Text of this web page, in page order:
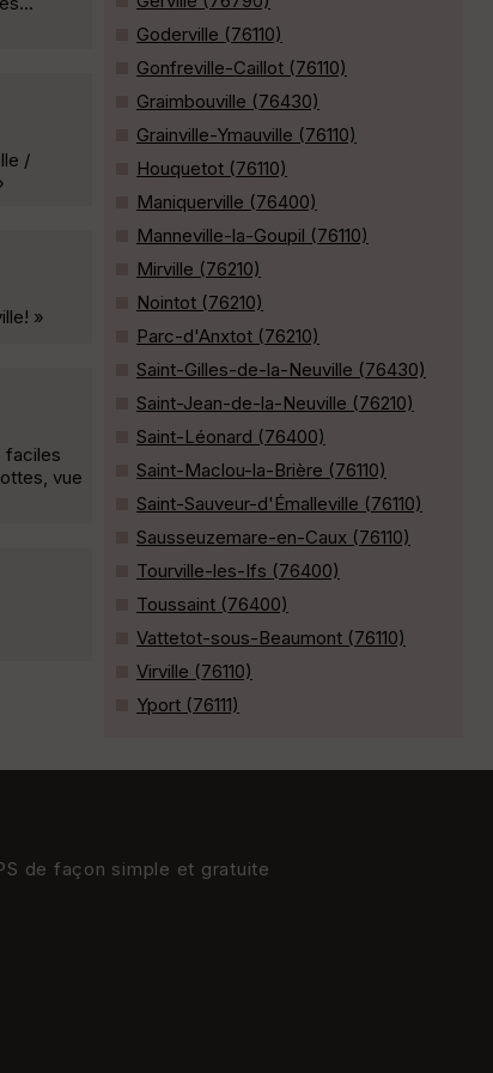
/
»
faciles
vue
Goderville (76110)
Gonfreville-Caillot (76110)
Graimbouville (76430)
Grainville-Ymauville (76110)
Houquetot (76110)
Maniquerville (76400)
Manneville-la-Goupil (76110)
Mirville (76210)
Nointot (76210)
Parc-d'Anxtot (76210)
Saint-Gilles-de-la-Neuville (76430)
Saint-Jean-de-la-Neuville (76210)
Saint-Léonard (76400)
Saint-Maclou-la-Brière (76110)
Saint-Sauveur-d'Émalleville (76110)
Sausseuzemare-en-Caux (76110)
Tourville-les-Ifs (76400)
Toussaint (76400)
Vattetot-sous-Beaumont (76110)
Virville (76110)
Yport (76111)
de façon simple et gratuite